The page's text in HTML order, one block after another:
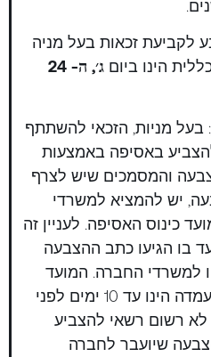
לקביעת זכאות בעל מניה
הינו ביום ג׳, ה- 24
: בעל מניות, הזכאי להשתתף
באסיפה באמצעות
והמסמכים שיש לצרף
יש להמציא למשרדי
מועד כינוס האסיפה. לעניין זה
בו הגיעו כתב ההצבעה
למשרדי החברה. המועד
האחרון להמצאת הודעות עמדה הינו עד 10 ימים לפני
לא רשום רשאי להצביע
שיועבר לחברה